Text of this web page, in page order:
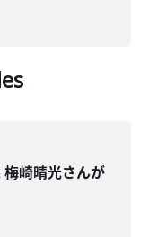
崎晴光さんが